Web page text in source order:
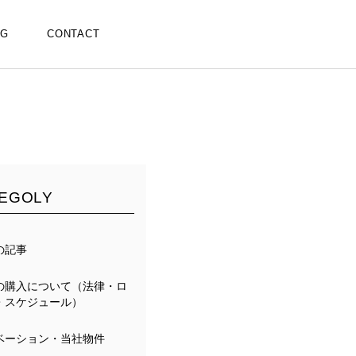
CONTACT
記事
購入について（法律・ロ
スケジュール）
ーション・当社物件